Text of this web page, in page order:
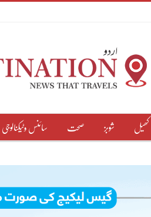
کھیل شوبز صحت سائنس وٹیکنالوجی